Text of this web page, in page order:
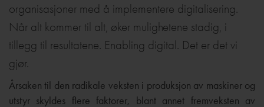
organisasjoner med å implementere digitalisering.
Når alt kommer til alt, øker mulighetene stadig, i
tillegg til resultatene. Enabling digital. Det er det vi
gjør.
Årsaken til den radikale veksten i produksjon av maskiner og
utstyr skyldes flere faktorer, blant annet fremveksten av